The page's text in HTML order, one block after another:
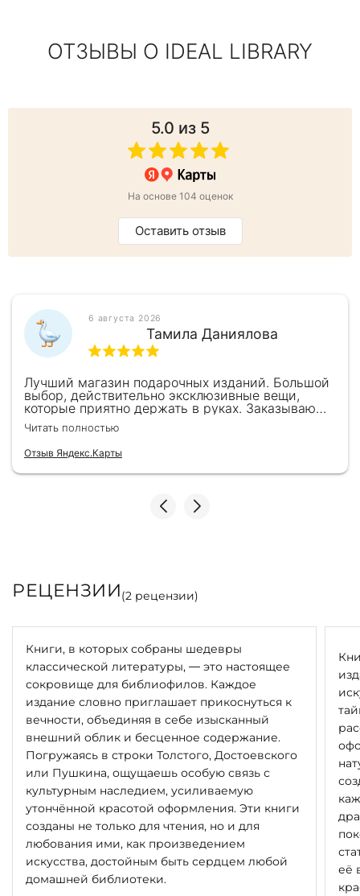
ОТЗЫВЫ О IDEAL LIBRARY
5.0 из 5
На основе 104 оценок
Оставить отзыв
6 августа 2026
Тамила Даниялова
Лучший магазин подарочных изданий. Большой
выбор, действительно эксклюзивные вещи,
которые приятно держать в руках. Заказываю
здесь уже второй раз для бизнес-партнеров,
всегда всё безупречно — от общения с
консультантами до качества самих книг.
Однозначно рекомендую
Читать полностью
Отзыв Яндекс.Карты
РЕЦЕНЗИИ(2 рецензии)
Книги, в которых собраны шедевры
классической литературы, — это настоящее
сокровище для библиофилов. Каждое
издание словно приглашает прикоснуться к
вечности, объединяя в себе изысканный
внешний облик и бесценное содержание.
Погружаясь в строки Толстого, Достоевского
или Пушкина, ощущаешь особую связь с
культурным наследием, усиливаемую
утончённой красотой оформления. Эти книги
созданы не только для чтения, но и для
любования ими, как произведением
искусства, достойным быть сердцем любой
домашней библиотеки.
её